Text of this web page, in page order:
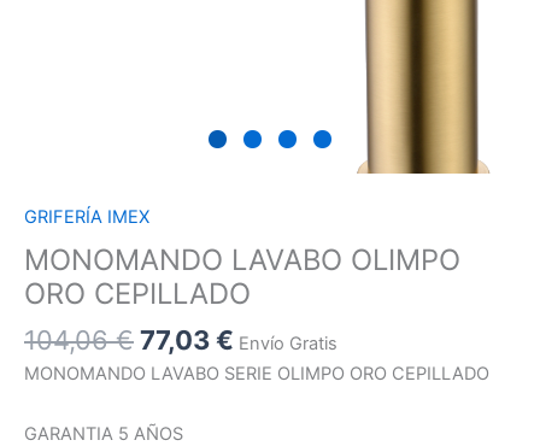
GRIFERÍA IMEX
MONOMANDO LAVABO OLIMPO
ORO CEPILLADO
104,06€77,03€ Envío Gratis
MONOMANDO LAVABO SERIE OLIMPO ORO CEPILLADO
GARANTIA 5 AÑOS